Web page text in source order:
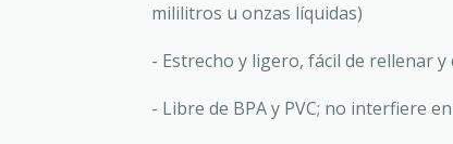
mililitros u onzas líquidas)
- Estrecho y ligero, fácil de rellenar
- Libre de BPA y PVC; no interfiere